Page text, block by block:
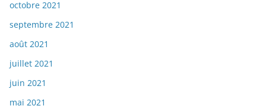
octobre 2021
septembre 2021
août 2021
juillet 2021
juin 2021
mai 2021